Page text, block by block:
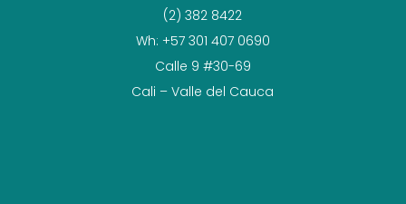
(2) 382 8422
Wh: +57 301 407 0690
Calle 9 #30-69
Cali – Valle del Cauca